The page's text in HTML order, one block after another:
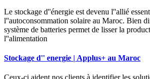
Le stockage d''énergie est devenu l''allié
l''autoconsommation solaire au Maroc. Bien
système de batteries permet de lisser la
l''alimentation
Stockage d'' energie | Applus+ au Maroc